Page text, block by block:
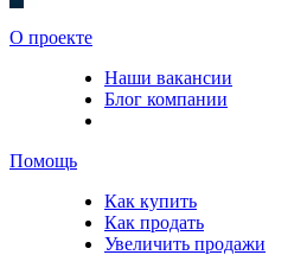
О проекте
Наши вакансии
Блог компании
Помощь
Как купить
Как продать
Увеличить продажи